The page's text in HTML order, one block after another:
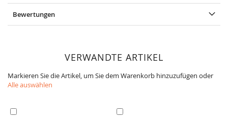
Bewertungen
VERWANDTE ARTIKEL
Markieren Sie die Artikel, um Sie dem Warenkorb hinzuzufügen oder
Alle auswählen